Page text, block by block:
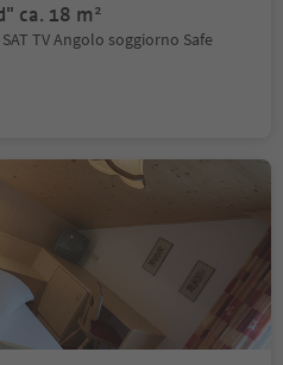
ca. 18 m²
TV Angolo soggiorno Safe